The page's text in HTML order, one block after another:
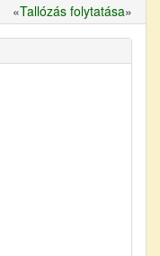
«Tallózás folytatása»